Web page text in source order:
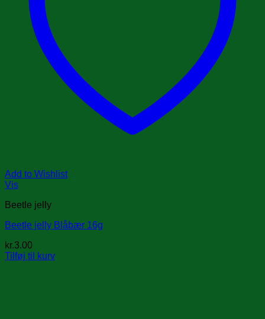
Add to Wishlist
Vis
Beetle jelly
Beetle jelly Blåbær 16g
kr.3.00
Tilføj til kurv